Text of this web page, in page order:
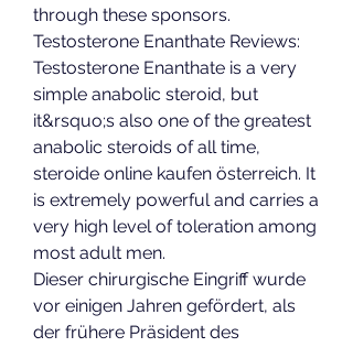
through these sponsors.
Testosterone Enanthate Reviews:
Testosterone Enanthate is a very
simple anabolic steroid, but
it&rsquo;s also one of the greatest
anabolic steroids of all time,
steroide online kaufen österreich. It
is extremely powerful and carries a
very high level of toleration among
most adult men.
Dieser chirurgische Eingriff wurde
vor einigen Jahren gefördert, als
der frühere Präsident des